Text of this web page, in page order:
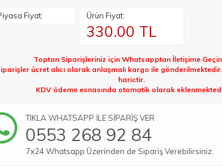
Fiyat: Ürün Fiyat:
330.00 TL
Toptan Siparişleriniz için Whatsapptan İletişime
ücret alıcı olarak anlaşmalı kargo ile
harictir.
KDV ödeme esnasında otomatik olarak
TIKLA WHATSAPP İLE SİPARİŞ VER
0553 268 92 84
7x24 Whatsapp Üzerinden de Sipariş Verebilirsiniz.